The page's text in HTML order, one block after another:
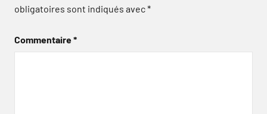
obligatoires sont indiqués avec*
Commentaire*